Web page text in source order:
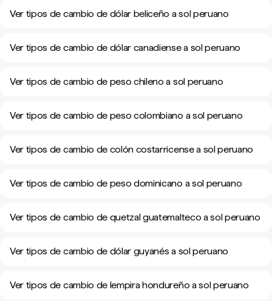
Ver tipos de cambio de dólar beliceño a sol peruano
Ver tipos de cambio de dólar canadiense a sol peruano
Ver tipos de cambio de peso chileno a sol peruano
Ver tipos de cambio de peso colombiano a sol peruano
Ver tipos de cambio de colón costarricense a sol peruano
Ver tipos de cambio de peso dominicano a sol peruano
Ver tipos de cambio de quetzal guatemalteco a sol peruano
Ver tipos de cambio de dólar guyanés a sol peruano
Ver tipos de cambio de lempira hondureño a sol peruano